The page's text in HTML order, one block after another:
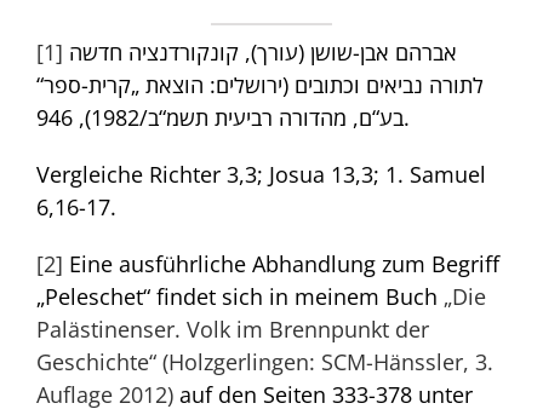
[1]
לתורה נביאים וכתובים (ירושלים: הוצאת „קרית-ספר“
בע“ם, מהדורה רביעית תשמ“ב/1982), 946.
Vergleiche Richter 3,3; Josua 13,3; 1. Samuel
6,16-17.
[2] Eine ausführliche Abhandlung zum Begriff
„Peleschet“ findet sich in meinem Buch „Die
Palästinenser. Volk im Brennpunkt der
Geschichte“ (Holzgerlingen: SCM-Hänssler, 3.
Auflage 2012)auf den Seiten 333-378 unter